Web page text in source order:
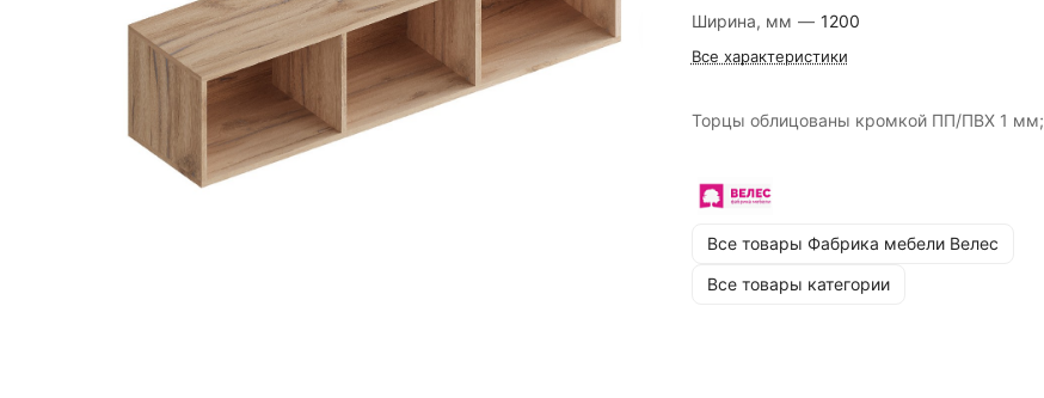
Ширина, мм — 1200
Все характеристики
Торцы облицованы кромкой ПП/ПВХ 1 мм;
Все товары Фабрика мебели Велес
Все товары категории